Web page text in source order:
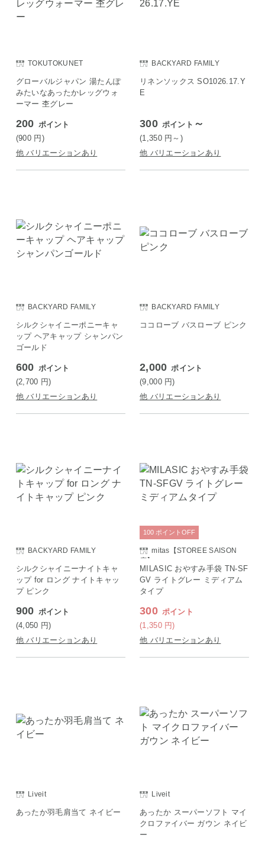
TOKUTOKUNET
グローバルジャパン 湯たんぽ
みたいなあったかレッグウォ
ーマー 杢グレー
200 ポイント
(900 円 )
他 バリエーションあり
BACKYARD FAMILY
リネンソックス SO1026.17.Y
E
300 ポイント ～
(1,350 円 ～)
他 バリエーションあり
BACKYARD FAMILY
シルクシャイニーポニーキャ
ップ ヘアキャップ シャンパン
ゴールド
600 ポイント
(2,700 円)
他 バリエーションあり
BACKYARD FAMILY
ココローブ バスローブ ピンク
2,000 ポイント
(9,000 円)
他 バリエーションあり
BACKYARD FAMILY
シルクシャイニーナイトキャ
ップ for ロング ナイトキャッ
プ ピンク
900 ポイント
(4,050 円)
他 バリエーションあり
mitas【STOREE SAISON
店】
MILASIC おやすみ手袋 TN-SF
GV ライトグレー ミディアム
タイプ
300 ポイント
(1,350 円)
100 ポイント OFF
他 バリエーションあり
Liveit
あったか羽毛肩当て ネイビー
Liveit
あったか スーパーソフト マイ
クロファイバー ガウン ネイビ
ー